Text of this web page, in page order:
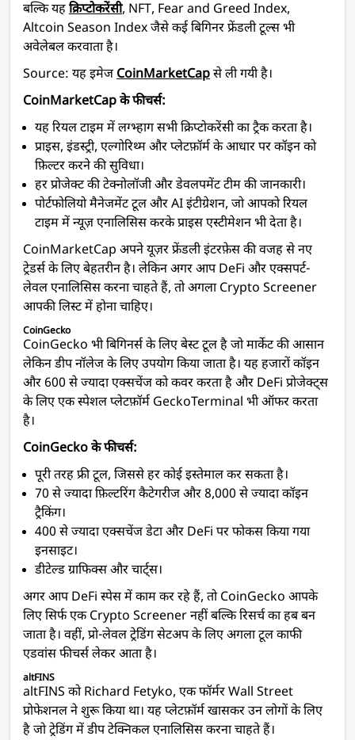
बल्कि यहक्रिप्टोकरेंसी, NFT, Fear and Greed Index,
Altcoin Season Index जैसे कई बिगिनर फ्रेंडली टूल्स भी
अवेलेबल करवाता है।
Source: यह इमेजCoinMarketCapसे ली गयी है।
CoinMarketCap के फीचर्स:
यह रियल टाइम में लग्भ्हाग सभी क्रिप्टोकरेंसी का ट्रैक करता है।
प्राइस, इंडस्ट्री, एल्गोरिथ्म और प्लेटफ़ॉर्म के आधार पर कॉइन को
फ़िल्टर करने की सुविधा।
हर प्रोजेक्ट की टेक्नोलॉजी और डेवलपमेंट टीम की जानकारी।
पोर्टफोलियो मैनेजमेंट टूल और AI इंटीग्रेशन, जो आपको रियल
टाइम में न्यूज़ एनालिसिस करके प्राइस एस्टीमेशन भी देता है।
CoinMarketCap अपने यूज़र फ्रेंडली इंटरफ़ेस की वजह से नए
ट्रेडर्स के लिए बेहतरीन है। लेकिन अगर आप DeFi और एक्सपर्ट-
लेवल एनालिसिस करना चाहते हैं, तो अगला Crypto Screener
आपकी लिस्ट में होना चाहिए।
CoinGecko
CoinGecko भी बिगिनर्स के लिए बेस्ट टूल है जो मार्केट की आसान
लेकिन डीप नॉलेज के लिए उपयोग किया जाता है। यह हजारों कॉइन
और 600 से ज्यादा एक्सचेंज को कवर करता है और DeFi प्रोजेक्ट्स
के लिए एक स्पेशल प्लेटफ़ॉर्म GeckoTerminal भी ऑफर करता
है।
CoinGecko के फीचर्स:
पूरी तरह फ्री टूल, जिससे हर कोई इस्तेमाल कर सकता है।
70 से ज्यादा फ़िल्टरिंग कैटेगरीज और 8,000 से ज्यादा कॉइन
ट्रैकिंग।
400 से ज्यादा एक्सचेंज डेटा और DeFi पर फोकस किया गया
इनसाइट।
डीटेल्ड ग्राफिक्स और चार्ट्स।
अगर आप DeFi स्पेस में काम कर रहे हैं, तो CoinGecko आपके
लिए सिर्फ एक Crypto Screener नहीं बल्कि रिसर्च का हब बन
जाता है। वहीं, प्रो-लेवल ट्रेडिंग सेटअप के लिए अगला टूल काफी
एडवांस फीचर्स लेकर आता है।
altFINS
altFINS को Richard Fetyko, एक फॉर्मर Wall Street
प्रोफेशनल ने शुरू किया था। यह प्लेटफ़ॉर्म खासकर उन लोगों के लिए
है जो ट्रेडिंग में डीप टेक्निकल एनालिसिस करना चाहते हैं।